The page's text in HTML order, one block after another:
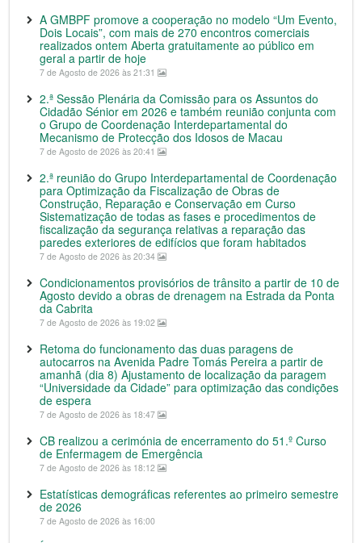
A GMBPF promove a cooperação no modelo “Um Evento,
Dois Locais”, com mais de 270 encontros comerciais
realizados ontem Aberta gratuitamente ao público em
geral a partir de hoje
7 de Agosto de 2026 às 21:31
2.ª Sessão Plenária da Comissão para os Assuntos do
Cidadão Sénior em 2026 e também reunião conjunta com
o Grupo de Coordenação Interdepartamental do
Mecanismo de Protecção dos Idosos de Macau
7 de Agosto de 2026 às 20:41
2.ª reunião do Grupo Interdepartamental de Coordenação
para Optimização da Fiscalização de Obras de
Construção, Reparação e Conservação em Curso
Sistematização de todas as fases e procedimentos de
fiscalização da segurança relativas a reparação das
paredes exteriores de edifícios que foram habitados
7 de Agosto de 2026 às 20:34
Condicionamentos provisórios de trânsito a partir de 10 de
Agosto devido a obras de drenagem na Estrada da Ponta
da Cabrita
7 de Agosto de 2026 às 19:02
Retoma do funcionamento das duas paragens de
autocarros na Avenida Padre Tomás Pereira a partir de
amanhã (dia 8) Ajustamento de localização da paragem
“Universidade da Cidade” para optimização das condições
de espera
7 de Agosto de 2026 às 18:47
CB realizou a cerimónia de encerramento do 51.º Curso
de Enfermagem de Emergência
7 de Agosto de 2026 às 18:12
Estatísticas demográficas referentes ao primeiro semestre
de 2026
7 de Agosto de 2026 às 16:00